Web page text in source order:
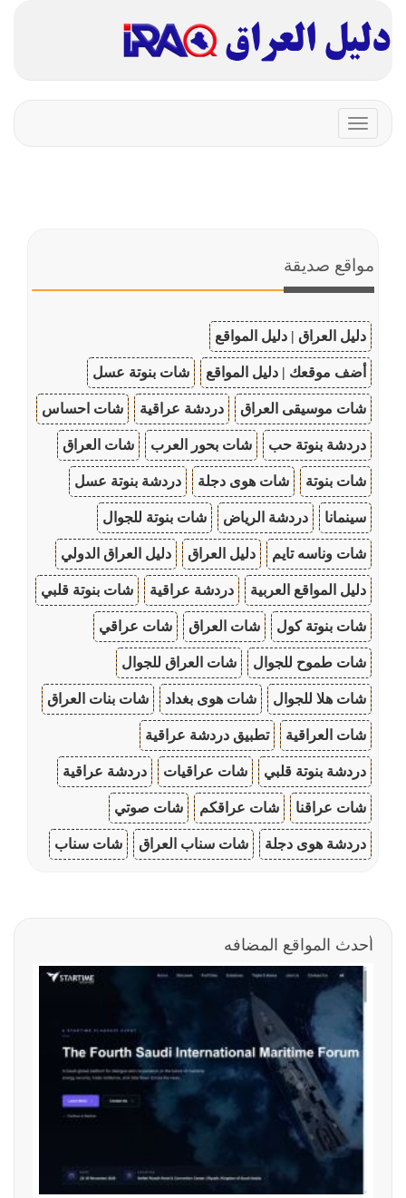
Toggle
navigation
مواقع صديقة
دليل العراق | دليل المواقع
أضف موقعك | دليل المواقع شات بنوتة عسل
شات موسيقى العراق دردشة عراقية شات احساس
دردشة بنوتة حب شات بحور العرب شات العراق
شات بنوتة شات هوى دجلة دردشة بنوتة عسل
سينمانا دردشة الرياض شات بنوتة للجوال
شات وناسه تايم دليل العراق دليل العراق الدولي
دليل المواقع العربية دردشة عراقية شات بنوتة قلبي
شات بنوتة كول شات العراق شات عراقي
شات طموح للجوال شات العراق للجوال
شات هلا للجوال شات هوى بغداد شات بنات العراق
شات العراقية تطبيق دردشة عراقية
دردشة بنوتة قلبي شات عراقيات دردشة عراقية
شات عراقنا شات عراقكم شات صوتي
دردشة هوى دجلة شات سناب العراق شات سناب
أحدث المواقع المضافه